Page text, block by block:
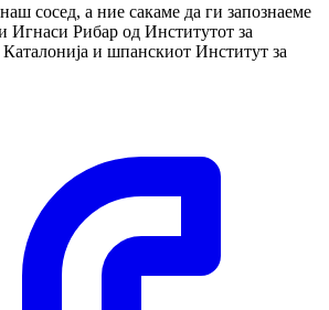
сосед, а ние сакаме да ги запознаеме
Игнаси Рибар од Институтот за
и шпанскиот Институт за